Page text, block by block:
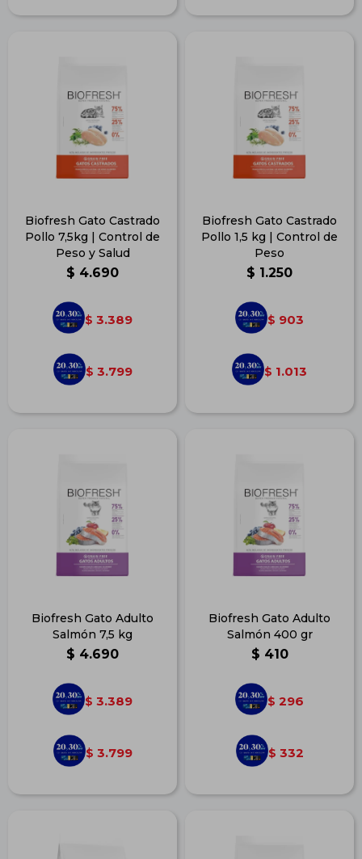
Biofresh Gato Castrado
Pollo 7,5kg | Control de
Peso y Salud
$ 4.690
$ 3.389
$ 3.799
Biofresh Gato Castrado
Pollo 1,5 kg | Control de
Peso
$ 1.250
$ 903
$ 1.013
Biofresh Gato Adulto
Salmón 7,5 kg
$ 4.690
$ 3.389
$ 3.799
Biofresh Gato Adulto
Salmón 400 gr
$ 410
$ 296
$ 332